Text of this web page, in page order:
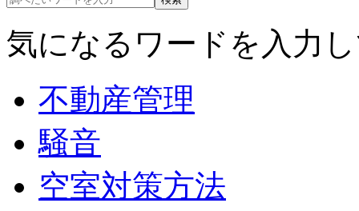
気になるワードを入力
不動産管理
騒音
空室対策方法